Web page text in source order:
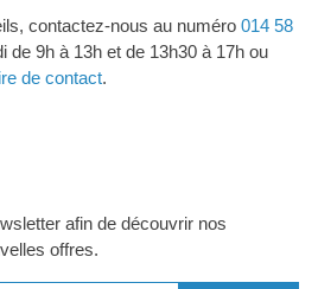
contactez-nous au numéro 014 58
de 9h à 13h et de 13h30 à 17h ou
de contact.
afin de découvrir nos
offres.